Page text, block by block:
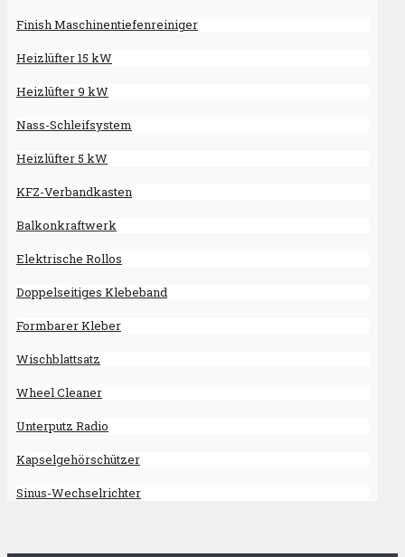
Finish Maschinentiefenreiniger
Heizlüfter 15 kW
Heizlüfter 9 kW
Nass-Schleifsystem
Heizlüfter 5 kW
KFZ-Verbandkasten
Balkonkraftwerk
Elektrische Rollos
Doppelseitiges Klebeband
Formbarer Kleber
Wischblattsatz
Wheel Cleaner
Unterputz Radio
Kapselgehörschützer
Sinus-Wechselrichter